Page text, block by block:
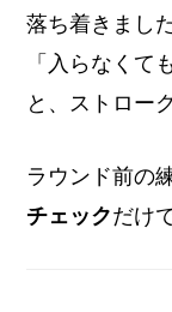
落ち着きました
「入らなくて
と、ストロー
ラウンド前の
チェックだけ